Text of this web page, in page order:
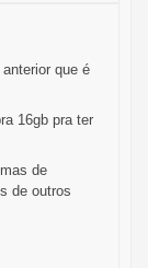
que é
16gb pra ter
de
de outros